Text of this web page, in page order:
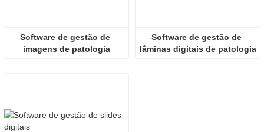
Software de gestão de
imagens de patologia
Software de gestão de
lâminas digitais de patologia